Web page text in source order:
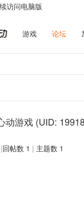
访问电脑版
心
动
络
游戏 论坛
(UID:
|回帖数 1 | 主题数 1